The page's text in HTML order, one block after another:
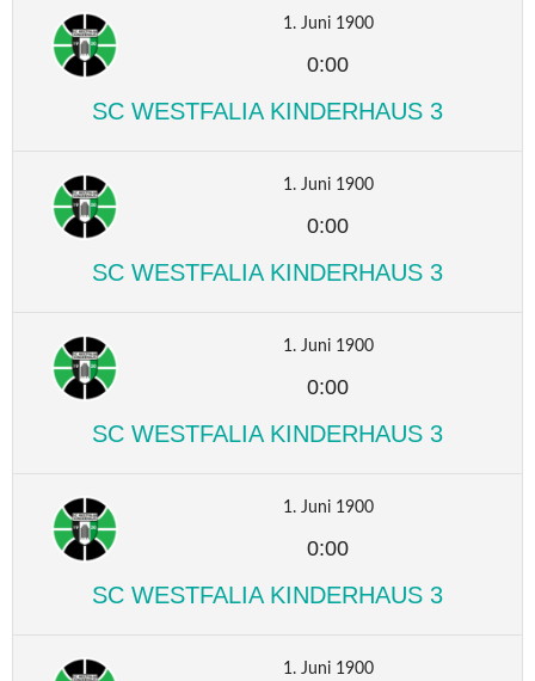
1. Juni 1900
0:00
SC WESTFALIA KINDERHAUS 3
1. Juni 1900
0:00
SC WESTFALIA KINDERHAUS 3
1. Juni 1900
0:00
SC WESTFALIA KINDERHAUS 3
1. Juni 1900
0:00
SC WESTFALIA KINDERHAUS 3
1. Juni 1900